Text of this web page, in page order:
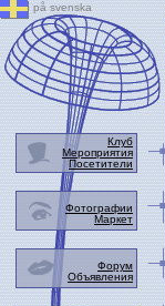
på svenska
Клуб
Мероприятия
Посетители
Фотографии
Маркет
Форум
Объявления